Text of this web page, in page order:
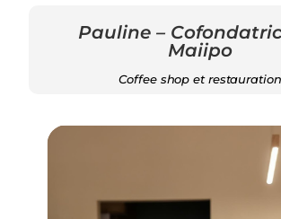
Pauline –
Maiipo
Coffee shop et restauration